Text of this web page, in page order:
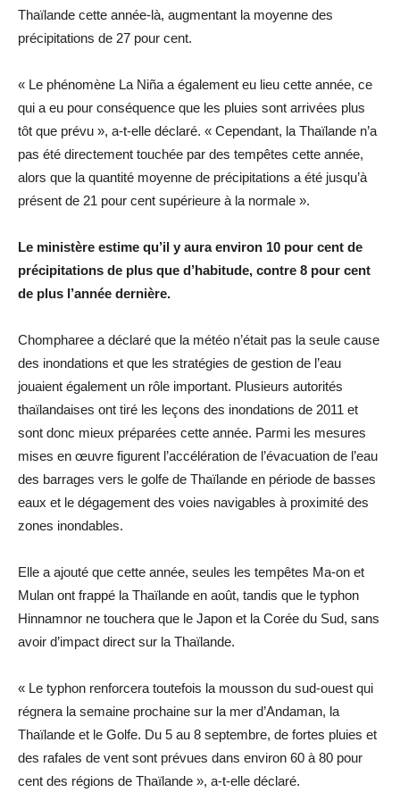
Thaïlande cette année-là, augmentant la moyenne des
précipitations de 27 pour cent.
« Le phénomène La Niña a également eu lieu cette année, ce
qui a eu pour conséquence que les pluies sont arrivées plus
tôt que prévu », a-t-elle déclaré. « Cependant, la Thaïlande n’a
pas été directement touchée par des tempêtes cette année,
alors que la quantité moyenne de précipitations a été jusqu’à
présent de 21 pour cent supérieure à la normale ».
Le ministère estime qu’il y aura environ 10 pour cent de
précipitations de plus que d’habitude, contre 8 pour cent
de plus l’année dernière.
Chompharee a déclaré que la météo n’était pas la seule cause
des inondations et que les stratégies de gestion de l’eau
jouaient également un rôle important. Plusieurs autorités
thaïlandaises ont tiré les leçons des inondations de 2011 et
sont donc mieux préparées cette année. Parmi les mesures
mises en œuvre figurent l’accélération de l’évacuation de l’eau
des barrages vers le golfe de Thaïlande en période de basses
eaux et le dégagement des voies navigables à proximité des
zones inondables.
Elle a ajouté que cette année, seules les tempêtes Ma-on et
Mulan ont frappé la Thaïlande en août, tandis que le typhon
Hinnamnor ne touchera que le Japon et la Corée du Sud, sans
avoir d’impact direct sur la Thaïlande.
« Le typhon renforcera toutefois la mousson du sud-ouest qui
régnera la semaine prochaine sur la mer d’Andaman, la
Thaïlande et le Golfe. Du 5 au 8 septembre, de fortes pluies et
des rafales de vent sont prévues dans environ 60 à 80 pour
cent des régions de Thaïlande », a-t-elle déclaré.